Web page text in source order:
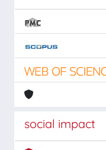
social impact